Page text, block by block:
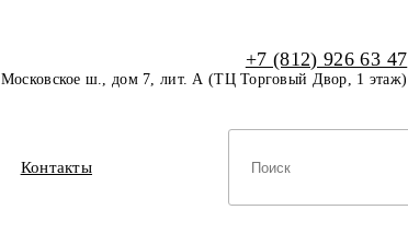
+7 (812) 926 63 47
Московское ш., дом 7, лит. А (ТЦ Торговый Двор, 1 этаж)
Контакты